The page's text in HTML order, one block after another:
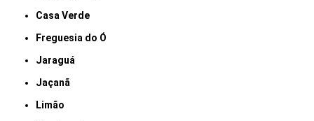
Casa Verde
Freguesia do Ó
Jaraguá
Jaçanã
Limão